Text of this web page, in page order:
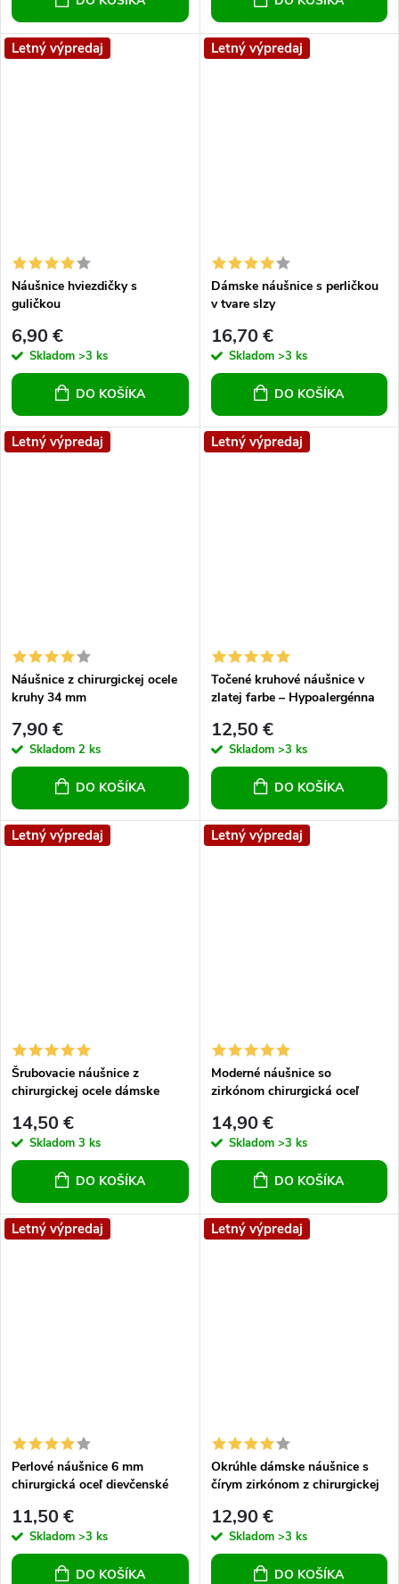
Letný výpredaj
Náušnice hviezdičky s
guličkou
6,90 €
Skladom >3 ks
DO KOŠÍKA
Letný výpredaj
Dámske náušnice s perličkou
v tvare slzy
16,70 €
Skladom >3 ks
DO KOŠÍKA
Letný výpredaj
Náušnice z chirurgickej ocele
kruhy 34 mm
7,90 €
Skladom 2 ks
DO KOŠÍKA
Letný výpredaj
Točené kruhové náušnice v
zlatej farbe – Hypoalergénna
12,50 €
Skladom >3 ks
DO KOŠÍKA
Letný výpredaj
Šrubovacie náušnice z
chirurgickej ocele dámske
8 mm
14,50 €
Skladom 3 ks
DO KOŠÍKA
Letný výpredaj
Moderné náušnice so
zirkónom chirurgická oceľ
náušnice
14,90 €
Skladom >3 ks
DO KOŠÍKA
Letný výpredaj
Perlové náušnice 6 mm
chirurgická oceľ dievčenské
11,50 €
Skladom >3 ks
DO KOŠÍKA
Letný výpredaj
Okrúhle dámske náušnice s
čírym zirkónom z chirurgickej
12,90 €
Skladom >3 ks
DO KOŠÍKA